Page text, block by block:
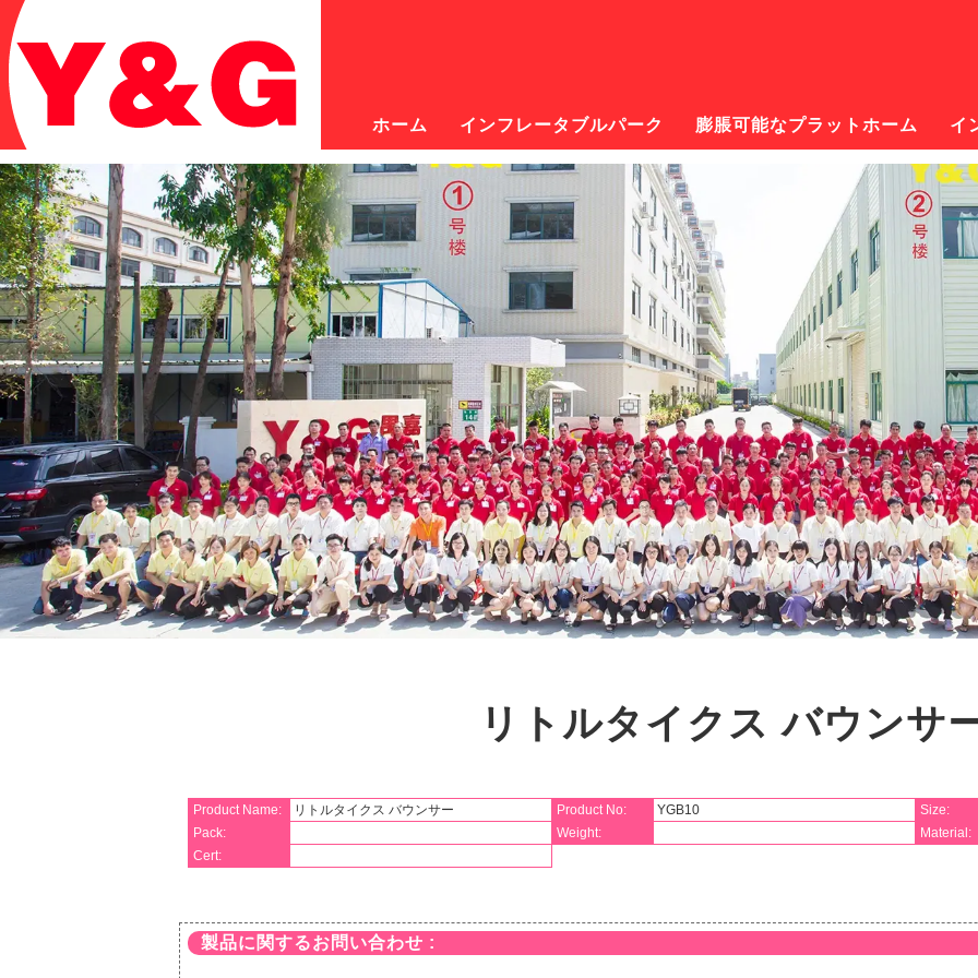
ホーム インフレータブルパーク 膨脹可能なプラットホーム イ
リトルタイクス バウンサ
Product Name: リトルタイクス バウンサー Product No: YGB10
Size:
Pack:
Weight:
Material:
Cert:
製品に関するお問い合わせ :